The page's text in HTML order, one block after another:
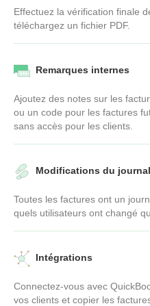
Effectuez la vérification finale
téléchargez un fichier PDF.
Remarques internes
Ajoutez des notes sur les
ou un code pour les factures
sans accès pour les clients.
Modifications du journal
Toutes les factures ont un
quels utilisateurs ont changé
Intégrations
Connectez-vous avec
vos clients et copier les